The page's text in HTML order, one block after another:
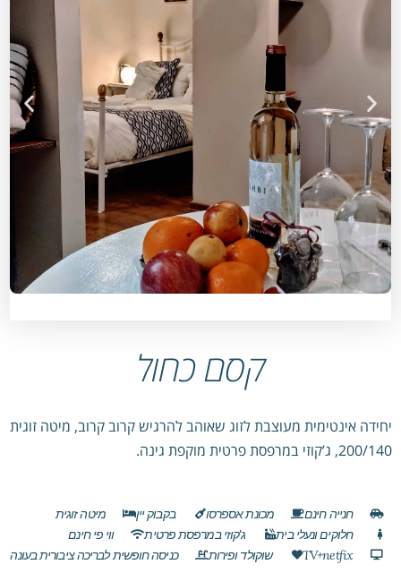
קסם כחול
יחידה אינטימית מעוצבת לזוג שאוהב להרגיש קרוב קרוב, מיטה זוגית
200/140, ג’קוזי במרפסת פרטית מוקפת גינה.
חנייה חינם מכונת אספרסו בקבוק יין
מיטה זוגית
חלוקים ונעלי בית
ג'קוזי במרפסת פרטית
ווי פי חינם
TV+netfix
שוקולד ופירות
כניסה חופשית לבריכה ציבורית בעונה